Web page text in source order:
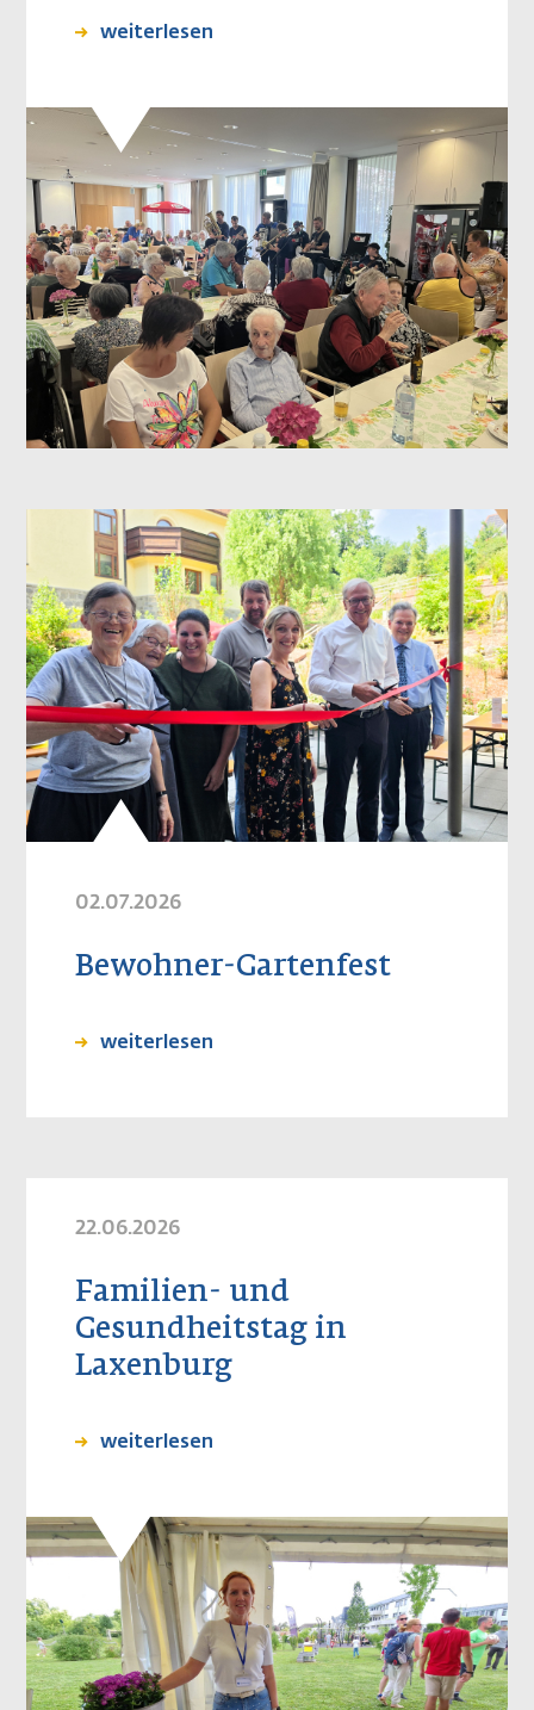
weiterlesen
02.07.2026
Bewohner-Gartenfest
weiterlesen
22.06.2026
Familien- und
Gesundheitstag in
Laxenburg
weiterlesen